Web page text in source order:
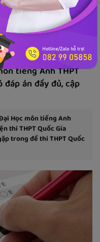
môn tiếng Anh
418)
tiếng Anh THPT
đáp án đầy đủ, cập
Học môn tiếng Anh
thi THPT Quốc Gia
trong đề thi THPT Quốc